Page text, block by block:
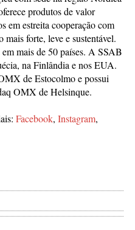
produtos de valor
em estreita cooperação com
forte, leve e sustentável.
mais de 50 países. A SSAB
na Finlândia e nos EUA.
de Estocolmo e possui
OMX de Helsinque.
Facebook,Instagram,